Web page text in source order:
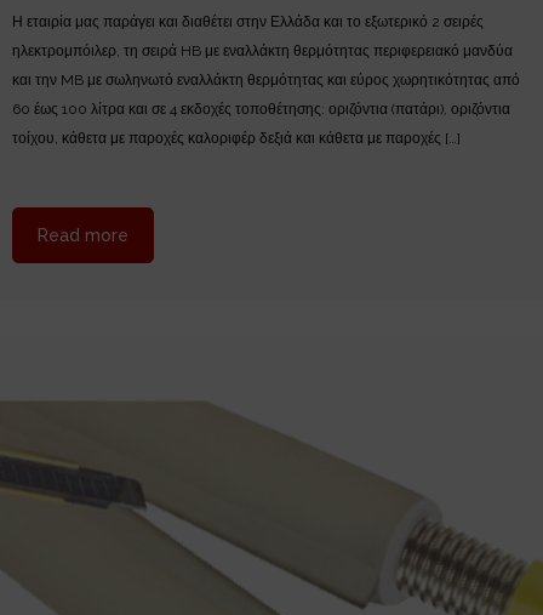
Η εταιρία μας παράγει και διαθέτει στην Ελλάδα και το εξωτερικό 2 σειρές
ηλεκτρομπόιλερ, τη σειρά HB με εναλλάκτη θερμότητας περιφερειακό μανδύα
και την MB με σωληνωτό εναλλάκτη θερμότητας και εύρος χωρητικότητας από
60 έως 100 λίτρα και σε 4 εκδοχές τοποθέτησης: οριζόντια (πατάρι), οριζόντια
τοίχου, κάθετα με παροχές καλοριφέρ δεξιά και κάθετα με παροχές […]
Read more